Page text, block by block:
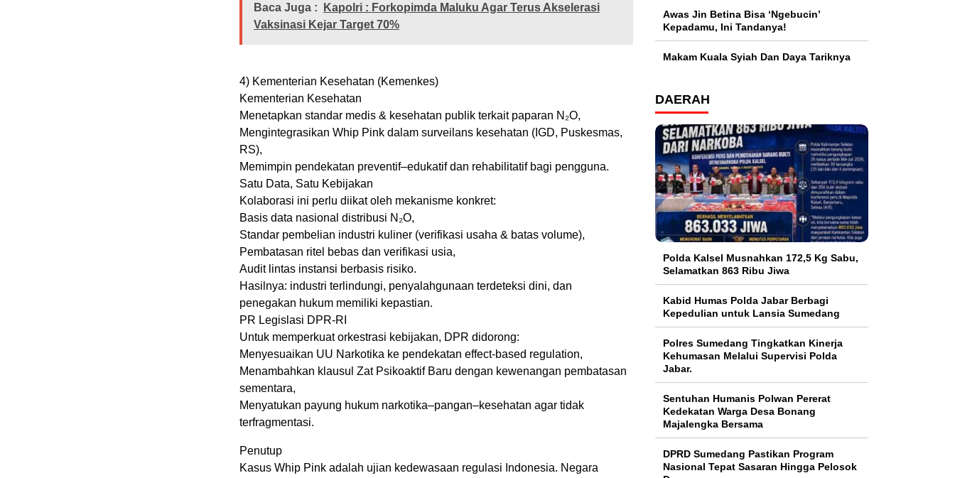
Baca Juga :
Kapolri : Forkopimda Maluku Agar Terus Akselerasi
Vaksinasi Kejar Target 70%
4) Kementerian Kesehatan (Kemenkes)
Kementerian Kesehatan
Menetapkan standar medis & kesehatan publik terkait paparan N₂O,
Mengintegrasikan Whip Pink dalam surveilans kesehatan (IGD, Puskesmas,
RS),
Memimpin pendekatan preventif–edukatif dan rehabilitatif bagi pengguna.
Satu Data, Satu Kebijakan
Kolaborasi ini perlu diikat oleh mekanisme konkret:
Basis data nasional distribusi N₂O,
Standar pembelian industri kuliner (verifikasi usaha & batas volume),
Pembatasan ritel bebas dan verifikasi usia,
Audit lintas instansi berbasis risiko.
Hasilnya: industri terlindungi, penyalahgunaan terdeteksi dini, dan
penegakan hukum memiliki kepastian.
PR Legislasi DPR-RI
Untuk memperkuat orkestrasi kebijakan, DPR didorong:
Menyesuaikan UU Narkotika ke pendekatan effect-based regulation,
Menambahkan klausul Zat Psikoaktif Baru dengan kewenangan pembatasan
sementara,
Menyatukan payung hukum narkotika–pangan–kesehatan agar tidak
terfragmentasi.
Penutup
Kasus Whip Pink adalah ujian kedewasaan regulasi Indonesia. Negara
Awas Jin Betina Bisa ‘Ngebucin’
Kepadamu, Ini Tandanya!
Makam Kuala Syiah Dan Daya Tariknya
DAERAH
Polda Kalsel Musnahkan 172,5 Kg Sabu,
Selamatkan 863 Ribu Jiwa
Kabid Humas Polda Jabar Berbagi
Kepedulian untuk Lansia Sumedang
Polres Sumedang Tingkatkan Kinerja
Kehumasan Melalui Supervisi Polda
Jabar.
Sentuhan Humanis Polwan Pererat
Kedekatan Warga Desa Bonang
Majalengka Bersama
DPRD Sumedang Pastikan Program
Nasional Tepat Sasaran Hingga Pelosok